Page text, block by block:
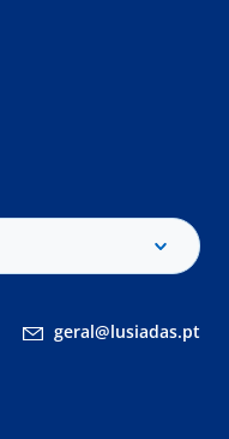
geral@lusiadas.pt